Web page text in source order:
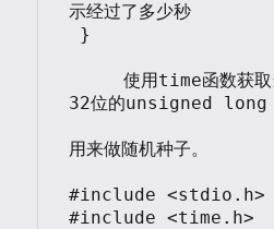
示经过了多少秒
     使用time函数获取当前时间，结果是
32位的unsigned long
用来做随机种子。
#include <stdio.h>
#include <time.h>